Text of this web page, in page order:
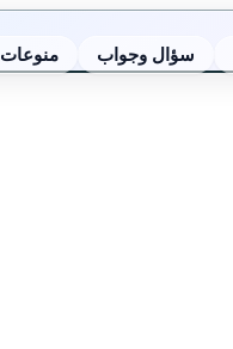
سؤال وجواب منوعات